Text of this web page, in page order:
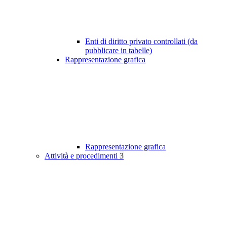
Enti di diritto privato controllati (da
pubblicare in tabelle)
Rappresentazione grafica
Rappresentazione grafica
Attività e procedimenti 3